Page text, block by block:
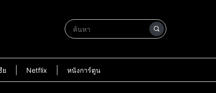
ย Netflix หนังการ์ตูน